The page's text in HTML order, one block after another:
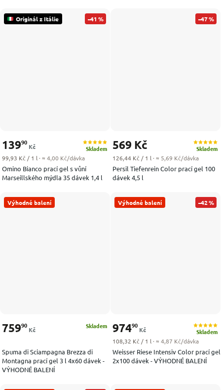
Originál z Itálie –41 %
Omino Bianco prací gel s vůní
Marseillského mýdla 35 dávek 1,4 l
Skladem
13990
Kč
Měrná cena:
99,93 Kč / 1 l · ≈ 4,00 Kč/dávka
–47 %
Persil Tiefenrein Color prací gel 100
dávek 4,5 l
Skladem
569 Kč
Měrná cena:
126,44 Kč / 1 l · ≈ 5,69 Kč/dávka
Výhodné balení
Spuma di Sciampagna Brezza di
Montagna prací gel 3 l 4x60 dávek -
VÝHODNÉ BALENÍ
Skladem
75990
Kč
Výhodné balení –42 %
Weisser Riese Intensiv Color prací gel
2x100 dávek - VÝHODNÉ BALENÍ
Skladem
97490
Kč
Měrná cena:
108,32 Kč / 1 l · ≈ 4,87 Kč/dávka